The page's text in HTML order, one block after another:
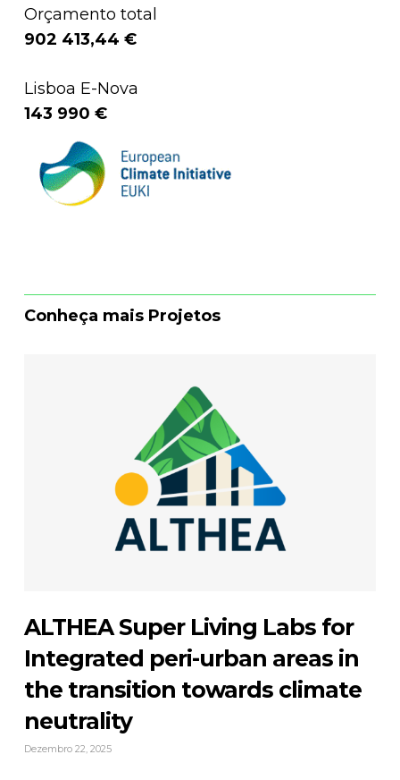
Orçamento total
902 413,44 €
Lisboa E-Nova
143 990 €
Conheça mais Projetos
ALTHEA Super Living Labs for
Integrated peri-urban areas in
the transition towards climate
neutrality
Dezembro 22, 2025